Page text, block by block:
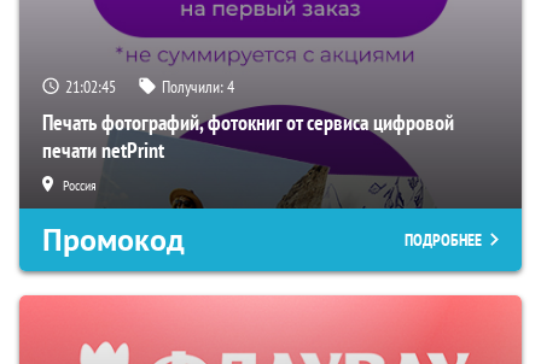
21:02:44 Получили:4
Печать фотографий, фотокниг от сервиса цифровой
печати netPrint
Россия
Промокод ПОДРОБНЕЕ